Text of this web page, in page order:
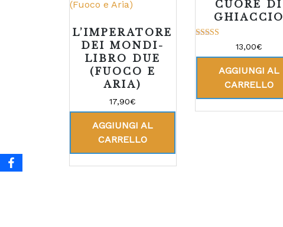
L’IMPERATORE
DEI MONDI-
LIBRO DUE
(FUOCO E
ARIA)
17,90€
AGGIUNGI AL
CARRELLO
CUORE DI
GHIACCIO
su 5
13,00€
AGGIUNGI AL
CARRELLO